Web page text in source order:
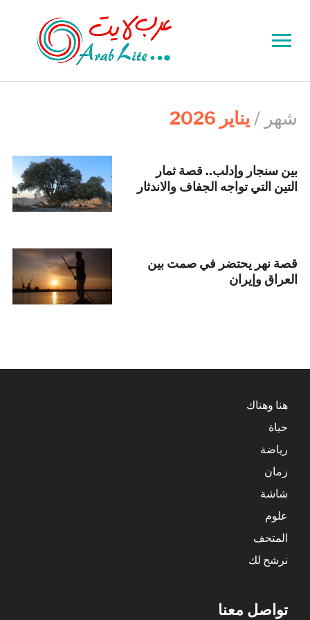
Toggle
navigationشهر / يناير 2026
بين سنجار وإدلب.. قصة ثمار
التين التي تواجه الجفاف والاندثار
قصة نهر يحتضر في صمت بين
العراق وإيران
هنا وهناك
حياة
رياضة
زمان
شاشة
علوم
المتحف
نرشح لك
تواصل معنا